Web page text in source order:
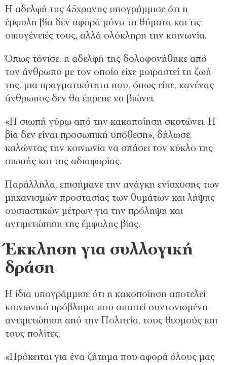
Η αδελφή της 45χρονης υπογράμμισε ότι η
έμφυλη βία δεν αφορά μόνο τα θύματα και τις
οικογένειές τους, αλλά ολόκληρη την κοινωνία.
Όπως τόνισε, η αδελφή της δολοφονήθηκε από
τον άνθρωπο με τον οποίο είχε μοιραστεί τη ζωή
της, μια πραγματικότητα που, όπως είπε, κανένας
άνθρωπος δεν θα έπρεπε να βιώνει.
«Η σιωπή γύρω από την κακοποίηση σκοτώνει. Η
βία δεν είναι προσωπική υπόθεση», δήλωσε,
καλώντας την κοινωνία να σπάσει τον κύκλο της
σιωπής και της αδιαφορίας.
Παράλληλα, επισήμανε την ανάγκη ενίσχυσης των
μηχανισμών προστασίας των θυμάτων και λήψης
ουσιαστικών μέτρων για την πρόληψη και
αντιμετώπιση της έμφυλης βίας.
Έκκληση για συλλογική
δράση
Η ίδια υπογράμμισε ότι η κακοποίηση αποτελεί
κοινωνικό πρόβλημα που απαιτεί συντονισμένη
αντιμετώπιση από την Πολιτεία, τους θεσμούς και
τους πολίτες.
«Πρόκειται για ένα ζήτημα που αφορά όλους μας